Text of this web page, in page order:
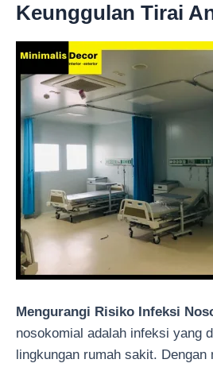
Keunggulan Tirai
Mengurangi Risiko Infeksi
nosokomial adalah infeksi yang
lingkungan rumah sakit. Dengan